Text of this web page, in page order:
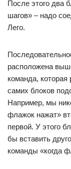
После этого два
шагов» – надо
Лего.
расположена
команда,
самих блоков
Например, мы
флажок нажат»
первой. У этого
бы вставить
команды «когда